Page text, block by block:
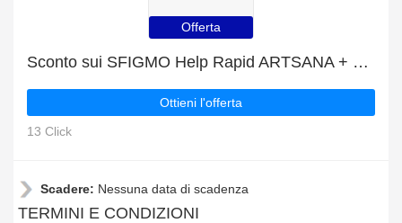
Offerta
Sconto sui SFIGMO Help Rapid ARTSANA + ulteriore 7% di sconto
Ottieni l'offerta
13 Click
Scadere: Nessuna data di scadenza
TERMINI E CONDIZIONI